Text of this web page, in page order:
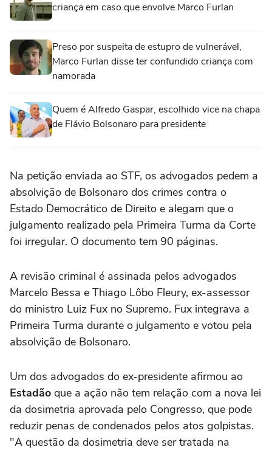
criança em caso que envolve Marco Furlan
Preso por suspeita de estupro de vulnerável,
Marco Furlan disse ter confundido criança com
namorada
Quem é Alfredo Gaspar, escolhido vice na chapa
de Flávio Bolsonaro para presidente
Na petição enviada ao STF, os advogados pedem a
absolvição de Bolsonaro dos crimes contra o
Estado Democrático de Direito e alegam que o
julgamento realizado pela Primeira Turma da Corte
foi irregular. O documento tem 90 páginas.
A revisão criminal é assinada pelos advogados
Marcelo Bessa e Thiago Lôbo Fleury, ex-assessor
do ministro Luiz Fux no Supremo. Fux integrava a
Primeira Turma durante o julgamento e votou pela
absolvição de Bolsonaro.
Um dos advogados do ex-presidente afirmou ao
Estadão que a ação não tem relação com a nova lei
da dosimetria aprovada pelo Congresso, que pode
reduzir penas de condenados pelos atos golpistas.
"A questão da dosimetria deve ser tratada na